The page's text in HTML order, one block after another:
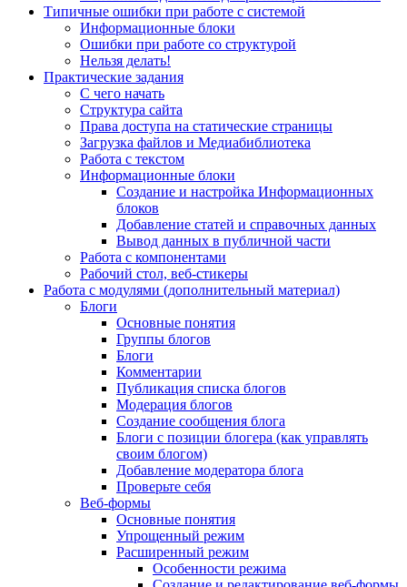
Типичные ошибки при работе с системой
Информационные блоки
Ошибки при работе со структурой
Нельзя делать!
Практические задания
С чего начать
Структура сайта
Права доступа на статические страницы
Загрузка файлов и Медиабиблиотека
Работа с текстом
Информационные блоки
Создание и настройка Информационных
блоков
Добавление статей и справочных данных
Вывод данных в публичной части
Работа с компонентами
Рабочий стол, веб-стикеры
Работа с модулями (дополнительный материал)
Блоги
Основные понятия
Группы блогов
Блоги
Комментарии
Публикация списка блогов
Модерация блогов
Создание сообщения блога
Блоги с позиции блогера (как управлять
своим блогом)
Добавление модератора блога
Проверьте себя
Веб-формы
Основные понятия
Упрощенный режим
Расширенный режим
Особенности режима